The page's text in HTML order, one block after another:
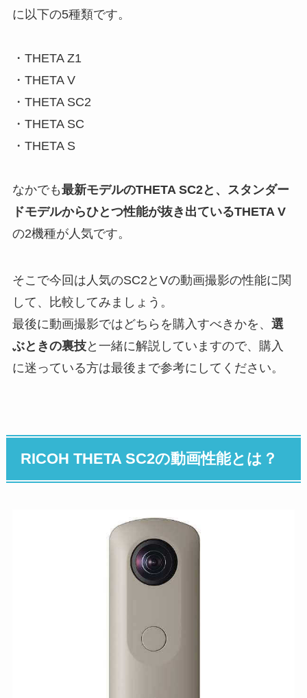
に以下の5種類です。
・THETA Z1
・THETA V
・THETA SC2
・THETA SC
・THETA S
なかでも最新モデルのTHETA SC2と、スタンダー
ドモデルからひとつ性能が抜き出ているTHETA V
の2機種が人気です。
そこで今回は人気のSC2とVの動画撮影の性能に関
して、比較してみましょう。
最後に動画撮影ではどちらを購入すべきかを、 選
ぶときの裏技と一緒に解説していますので、購入
に迷っている方は最後まで参考にしてください。
RICOH THETA SC2の動画性能とは？